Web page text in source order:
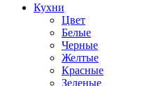
Кухни
Цвет
Белые
Черные
Желтые
Красные
Зеленые